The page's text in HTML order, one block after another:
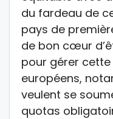
du fardeau de
pays de
de bon cœur
pour gérer
européens,
veulent se
quotas